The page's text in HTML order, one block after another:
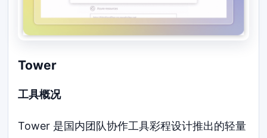
Tower
工具概况
Tower 是国内团队协作工具彩程设计推出的轻量